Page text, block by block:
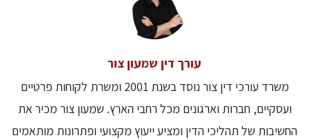
עורך דין שמעון צור
משרד עורכי דין צור נוסד בשנת 2001 ומשרת לקוחות פרטיים
ועסקיים, חברות וארגונים מכל רחבי הארץ. שמעון צור מכיר את
החשיבות של תהליכי הדין ומציע ייעוץ מקצועי ופתרונות מותאמים